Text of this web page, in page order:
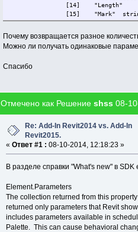
[14]
"Length"
[15]
"Mark"
[16]
"Number"
[18]
"Phase
[19]
"Phase
[24]
"Structural
[25]
"Top
[28]
"Type"
[30]
"Type Name"
[31]
Почему возвращается разное
Можно ли получать одинаковые
Спасибо
Отмечено как Решение shss 08-
Re: Add-In Revit2014 vs. Add-In
Revit2015.
« Ответ #1 : 08-10-2014, 12:18:23 »
В разделе справки "What's new" в SDK
Element.Parameters
The collection returned from this
returned only parameters that Revit
includes parameters available in
Palette. This can cause behavioral